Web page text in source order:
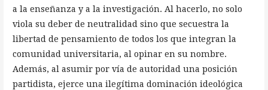
a la enseñanza y a la investigación. Al hacerlo, no solo
viola su deber de neutralidad sino que secuestra la
libertad de pensamiento de todos los que integran la
comunidad universitaria, al opinar en su nombre.
Además, al asumir por vía de autoridad una posición
partidista, ejerce una ilegítima dominación ideológica